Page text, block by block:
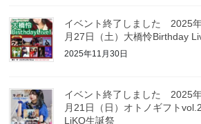
イベント終了しました 2025
月27日（土）大橋怜Birthday
2025年11月30日
イベント終了しました 2025
月21日（日）オトノギフト
LiKO生誕祭